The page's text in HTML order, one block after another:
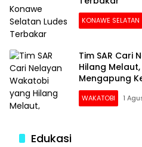
KONAWE SELATAN
Tim SAR Cari
Hilang
Mengapung
WAKATOBI 1
Edukasi